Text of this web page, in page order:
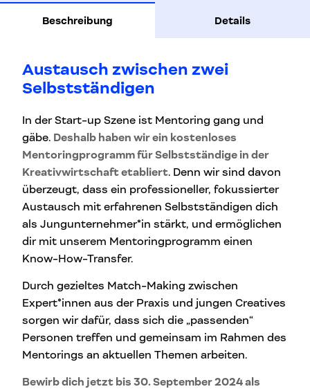
Beschreibung Details
Austausch zwischen zwei
Selbstständigen
In der Start-up Szene ist Mentoring gang und
gäbe. Deshalb haben wir ein kostenloses
Mentoringprogramm für Selbstständige in der
Kreativwirtschaft etabliert. Denn wir sind davon
überzeugt, dass ein professioneller, fokussierter
Austausch mit erfahrenen Selbstständigen dich
als Jungunternehmer*in stärkt, und ermöglichen
dir mit unserem Mentoringprogramm einen
Know-How-Transfer.
Durch gezieltes Match-Making zwischen
Expert*innen aus der Praxis und jungen Creatives
sorgen wir dafür, dass sich die „passenden“
Personen treffen und gemeinsam im Rahmen des
Mentorings an aktuellen Themen arbeiten.
Bewirb dich jetzt bis 30. September 2024 als